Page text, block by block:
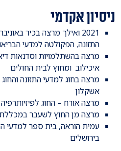
ניסיון אקדמי
2021 ואילך מרצה בכיר
התזונה, הפקולטה למדעי
מרצה בהשתלמויות וסדנאות
איכילוב ומחוץ לבית החולים
מרצה בחוג למדעי התזונה
אשקלון
מרצה אורח – החוג לפיזיותרפיה
מרצה מן החוץ לשעבר במכללת
עמית הוראה, בית ספר למדעי
בירושלים